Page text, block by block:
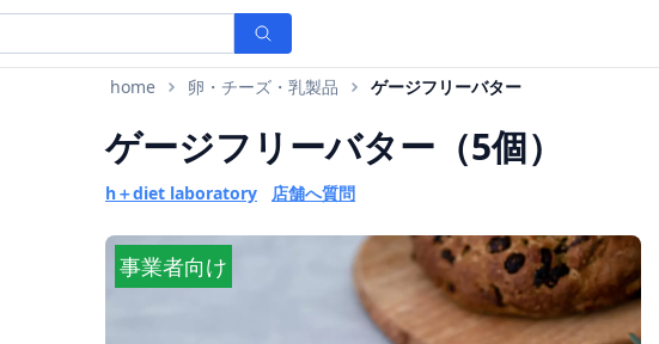
home 卵・チーズ・乳製品 ゲージフリーバター
ゲージフリーバター（5個）
h＋diet laboratory 店舗へ質問
事業者向け